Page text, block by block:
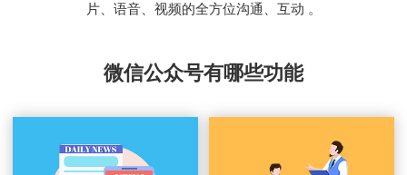
片、语音、视频的全方位沟通、互动 。
微信公众号有哪些功能